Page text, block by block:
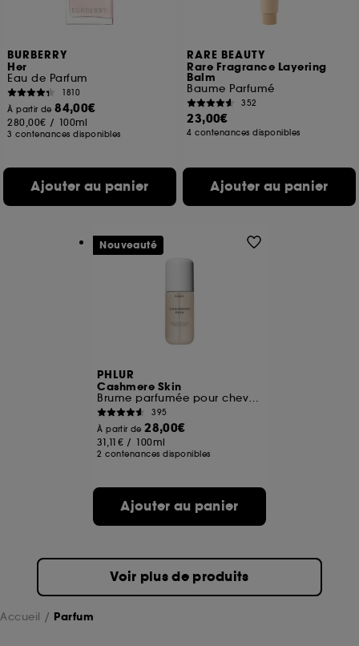
BURBERRY
Her
Eau de Parfum
1810
À partir de84,00€
280,00€ / 100ml
3 contenances disponibles
Ajouter au panier
RARE BEAUTY
Rare Fragrance Layering
Balm
Baume Parfumé
352
23,00€
4 contenances disponibles
Ajouter au panier
PHLUR
Cashmere Skin
Brume parfumée pour cheveux et corps
395
À partir de28,00€
31,11€ / 100ml
2 contenances disponibles
Ajouter au panier
Nouveauté
Voir plus de produits
Accueil Parfum